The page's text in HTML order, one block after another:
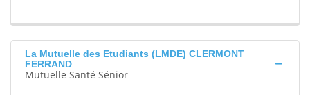
La Mutuelle des Etudiants (LMDE) CLERMONT
FERRAND
Mutuelle Santé Sénior